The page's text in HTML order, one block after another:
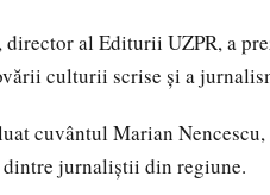
director al Editurii UZPR, a
culturii scrise și a
cuvântul Marian
jurnaliștii din regiune.